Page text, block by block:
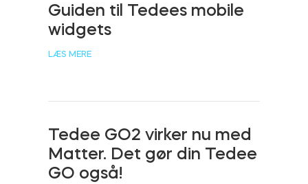
Hjem adgang
Tedee Keypad PRO
Tedee Biometric Module
Guiden til Tedees mobile
widgets
LÆS MERE
Tedee GO2 virker nu med
Matter. Det gør din Tedee
GO også!